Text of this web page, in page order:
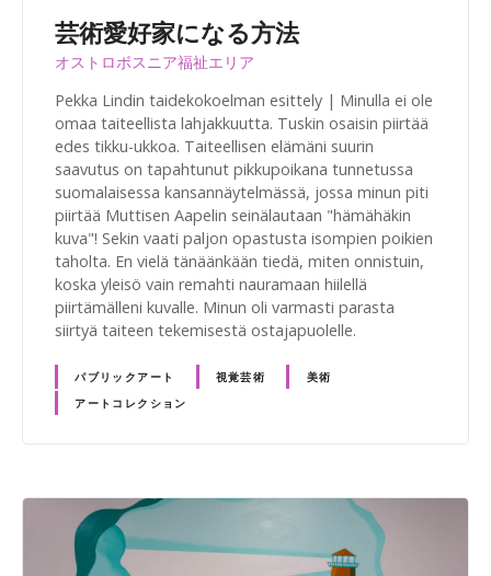
芸術愛好家になる方法
オストロボスニア福祉エリア
Pekka Lindin taidekokoelman esittely | Minulla ei ole
omaa taiteellista lahjakkuutta. Tuskin osaisin piirtää
edes tikku-ukkoa. Taiteellisen elämäni suurin
saavutus on tapahtunut pikkupoikana tunnetussa
suomalaisessa kansannäytelmässä, jossa minun piti
piirtää Muttisen Aapelin seinälautaan "hämähäkin
kuva"! Sekin vaati paljon opastusta isompien poikien
taholta. En vielä tänäänkään tiedä, miten onnistuin,
koska yleisö vain remahti nauramaan hiilellä
piirtämälleni kuvalle. Minun oli varmasti parasta
siirtyä taiteen tekemisestä ostajapuolelle.
パブリックアート 視覚芸術
美術
アートコレクション